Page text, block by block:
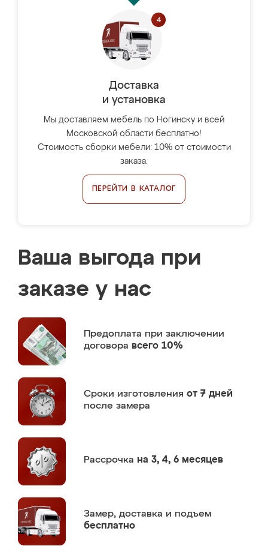
Доставка
и установка
Мы доставляем мебель по Ногинску и всей
Московской области бесплатно!
Стоимость сборки мебели: 10% от стоимости
заказа.
ПЕРЕЙТИ В КАТАЛОГ
Ваша выгода при
заказе у нас
Предоплата при заключении
договора всего 10%
Сроки изготовления от 7 дней
после замера
Рассрочка на 3, 4, 6 месяцев
Замер, доставка и подъем
бесплатно